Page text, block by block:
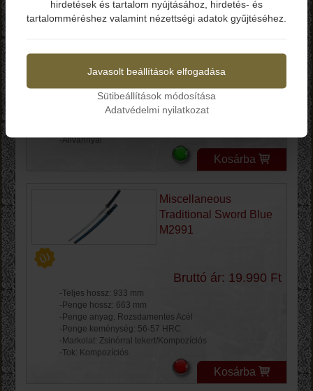
Bruttó ár: 49.990 Ft
-Penge hossz: 762 mm
-Penge keménység: 56-58 HRC
-Állvánnyal
Kosárba
Miscellaneous
Traditional Sword Blue
M2991
Bruttó ár: 19.990 Ft
-Teljes hossz: 933 mm
-Penge hossz: 663 mm
-Penge anyag: Rozsdamentes Acél
-Penge keménység: 56-57 HRC
-Markolat: Zsinórral tekert/Kompozíciós
-Tok: Kompozíciós
Kosárba
hirdetések és tartalom nyújtásához, hirdetés- és
tartalomméréshez valamint nézettségi adatok gyűjtéséhez.
Javasolt beállítások elfogadása
Sütibeállítások módosítása
Adatvédelmi nyilatkozat